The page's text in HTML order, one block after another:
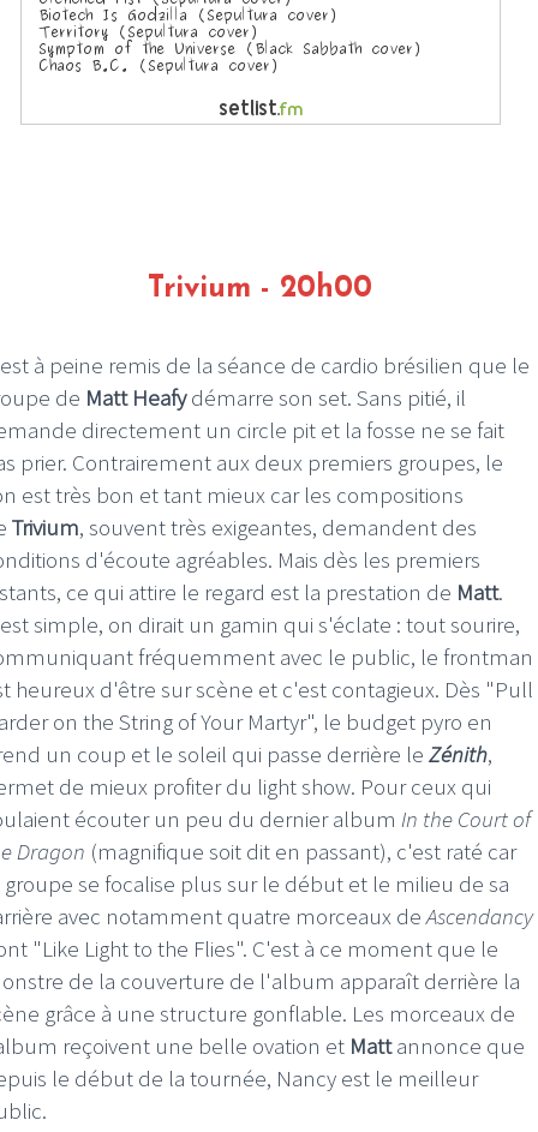
Trivium - 20h00
à peine remis de la séance de cardio brésilien que le
de Matt Heafydémarre son set. Sans pitié, il
directement un circle pit et la fosse ne se fait
prier. Contrairement aux deux premiers groupes, le
est très bon et tant mieux car les compositions
Trivium, souvent très exigeantes, demandent des
d'écoute agréables. Mais dès les premiers
ce qui attire le regard est la prestation de Matt.
simple, on dirait un gamin qui s'éclate : tout sourire,
fréquemment avec le public, le frontman
heureux d'être sur scène et c'est contagieux. Dès "Pull
on the String of Your Martyr", le budget pyro en
un coup et le soleil qui passe derrière le Zénith,
de mieux profiter du light show. Pour ceux qui
écouter un peu du dernier album In the Court of
Dragon (magnifique soit dit en passant), c'est raté car
se focalise plus sur le début et le milieu de sa
avec notamment quatre morceaux de Ascendancy
"Like Light to the Flies". C'est à ce moment que le
de la couverture de l'album apparaît derrière la
grâce à une structure gonflable. Les morceaux de
reçoivent une belle ovation et Mattannonce que
le début de la tournée, Nancy est le meilleur